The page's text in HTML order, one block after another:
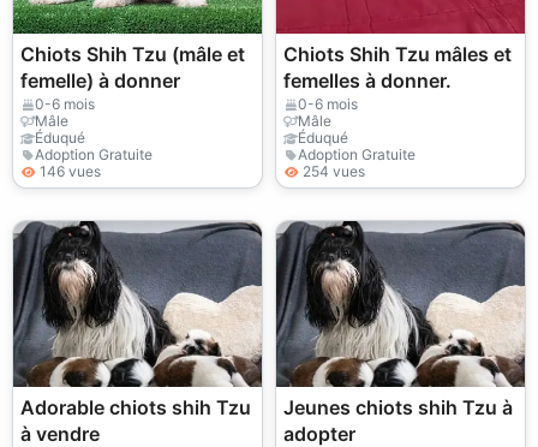
Chiots Shih Tzu (mâle et
femelle) à donner
0-6 mois
Mâle
Éduqué
Adoption Gratuite
146 vues
Chiots Shih Tzu mâles et
femelles à donner.
0-6 mois
Mâle
Éduqué
Adoption Gratuite
254 vues
Adorable chiots shih Tzu
à vendre
Jeunes chiots shih Tzu à
adopter